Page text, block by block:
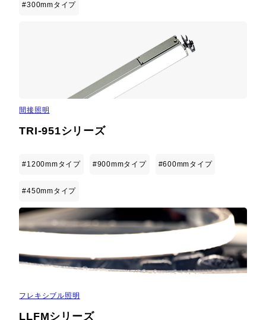
#300mmタイプ
間接照明
TRI-951シリーズ
#1200mmタイプ #900mmタイプ #600mmタイプ
#450mmタイプ
フレキシブル照明
LLFMシリーズ